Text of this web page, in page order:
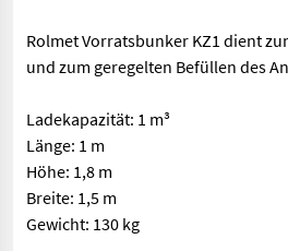
Rolmet Vorratsbunker KZ1 dient
und zum geregelten Befüllen des
Ladekapazität: 1 m³
Länge: 1 m
Höhe: 1,8 m
Breite: 1,5 m
Gewicht: 130 kg